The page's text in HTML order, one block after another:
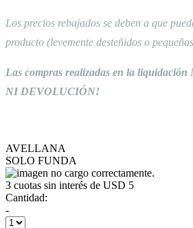
Los precios rebajados se deben a que
producto (levemente desteñidos o
Las compras realizadas en la
NI DEVOLUCIÓN!
AVELLANA
SOLO FUNDA
3 cuotas sin interés de USD 5
Cantidad:
-